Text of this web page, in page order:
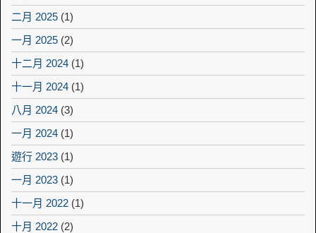
二月 2025 (1)
一月 2025 (2)
十二月 2024 (1)
十一月 2024 (1)
八月 2024 (3)
一月 2024 (1)
遊行 2023 (1)
一月 2023 (1)
十一月 2022 (1)
十月 2022 (2)